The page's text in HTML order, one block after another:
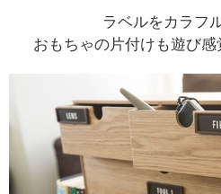
ラベルをカラフ
おもちゃの片付けも遊び感